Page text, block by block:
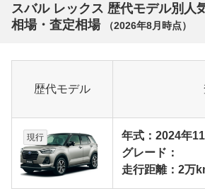
スバル レックス 歴代モデル別人
相場・査定相場
（2026年8月 時点）
歴代モデル
現行
年式：2024年11
グレード：
走行距離：2万